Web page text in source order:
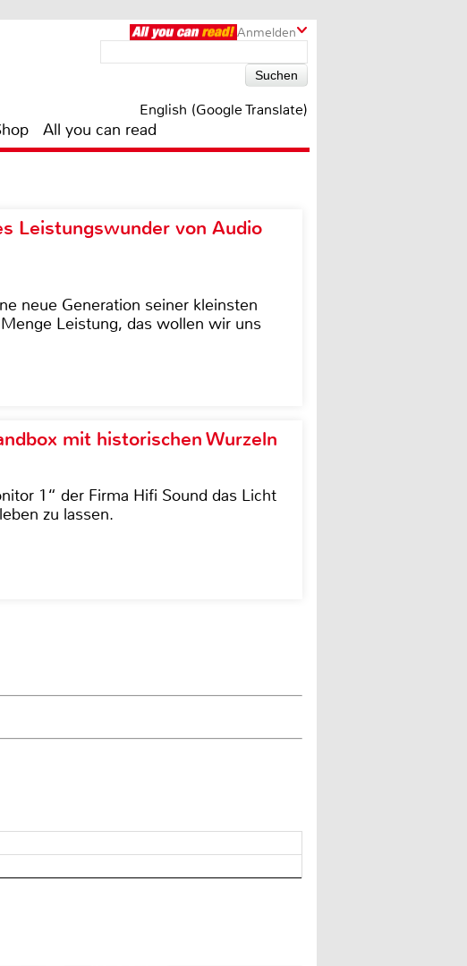
Anmelden
English (Google Translate)
All you can read
Leistungswunder von Audio
neue Generation seiner kleinsten
Leistung, das wollen wir uns
mit historischen Wurzeln
1“ der Firma Hifi Sound das Licht
zu lassen.